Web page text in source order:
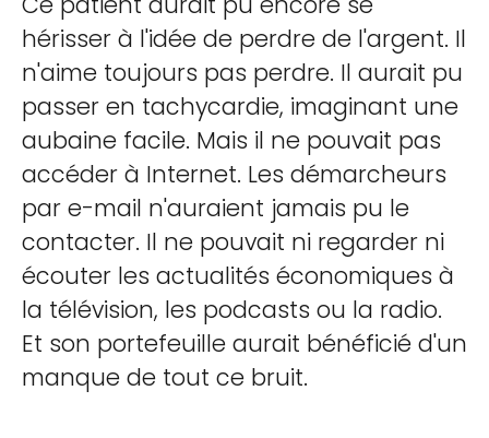
hérisser à l'idée de perdre de l'argent. Il
n'aime toujours pas perdre. Il aurait pu
passer en tachycardie, imaginant une
aubaine facile. Mais il ne pouvait pas
accéder à Internet. Les démarcheurs
par e-mail n'auraient jamais pu le
contacter. Il ne pouvait ni regarder ni
écouter les actualités économiques à
la télévision, les podcasts ou la radio.
Et son portefeuille aurait bénéficié d'un
manque de tout ce bruit.